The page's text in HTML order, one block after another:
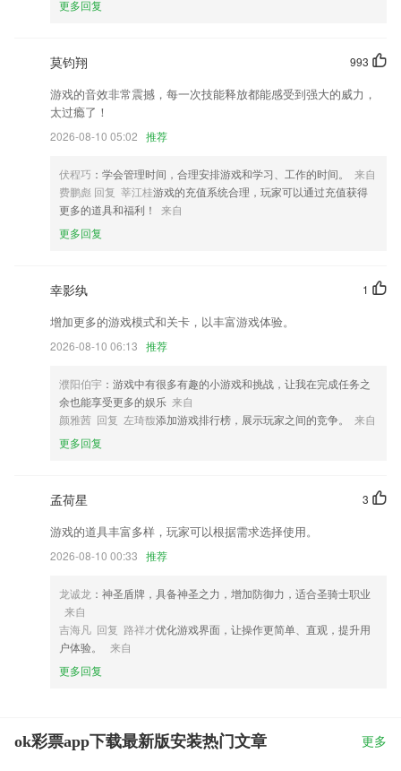
修复了点击翻译iCon频繁移动错误
一键性别转换
联系我们
以上就是ok彩票app下载最新版安装的介绍，如果您喜欢这款软件，您可
更多回复
993
莫钧翔
游戏的音效非常震撼，每一次技能释放都能感受到强大的威力，
太过瘾了！
2026-08-10 05:02 推荐
伏程巧 ：学会管理时间，合理安排游戏和学习、工作的时间。
来自
费鹏彪 回复 莘江桂游戏的充值系统合理，玩家可以通过充值获得
更多的道具和福利！
来自
更多回复
1
幸影纨
增加更多的游戏模式和关卡，以丰富游戏体验。
2026-08-10 06:13 推荐
濮阳伯宇 ：游戏中有很多有趣的小游戏和挑战，让我在完成任务之
余也能享受更多的娱乐 来自
颜雅茜 回复 左琦馥添加游戏排行榜，展示玩家之间的竞争。
来自
更多回复
3
孟荷星
游戏的道具丰富多样，玩家可以根据需求选择使用。
2026-08-10 00:33 推荐
龙诚龙 ：神圣盾牌，具备神圣之力，增加防御力，适合圣骑士职业
来自
吉海凡 回复 路祥才优化游戏界面，让操作更简单、直观，提升用
户体验。
来自
更多回复
ok彩票app下载最新版安装热门文章 更多